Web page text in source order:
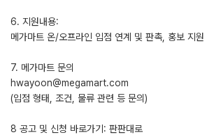
6. 지원내용:
메가마트 온/오프라인 입점 연계 및 판촉, 홍보 지원
7. 메가마트 문의
hwayoon@megamart.com
(입점 형태, 조건, 물류 관련 등 문의)
8 공고 및 신청 바로가기: 판판대로